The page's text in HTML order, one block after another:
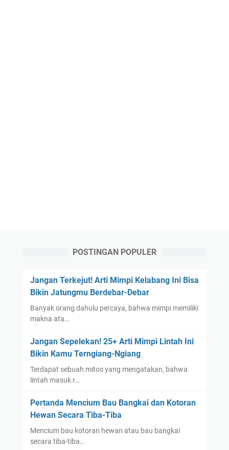
POSTINGAN POPULER
Jangan Terkejut! Arti Mimpi Kelabang Ini Bisa
Bikin Jatungmu Berdebar-Debar
Banyak orang dahulu percaya, bahwa mimpi memiliki
makna ata…
Jangan Sepelekan! 25+ Arti Mimpi Lintah Ini
Bikin Kamu Terngiang-Ngiang
Terdapat sebuah mitos yang mengatakan, bahwa
lintah masuk r…
Pertanda Mencium Bau Bangkai dan Kotoran
Hewan Secara Tiba-Tiba
Mencium bau kotoran hewan atau bau bangkai
secara tiba-tiba…